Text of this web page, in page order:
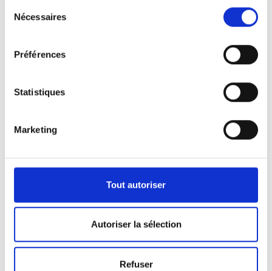
Nécessaires
Préférences
Statistiques
Marketing
Tout autoriser
Autoriser la sélection
Refuser
Pour répondre aux demandes de notre clientèle,
véhicules.
Que ça soit pour l’activité de pompes funèbres ou